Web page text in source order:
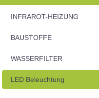
INFRAROT-HEIZUNG
BAUSTOFFE
WASSERFILTER
LED Beleuchtung